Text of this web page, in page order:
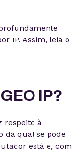
IP. Assim, leia o
IP?
respeito à
da qual se pode
está e, com